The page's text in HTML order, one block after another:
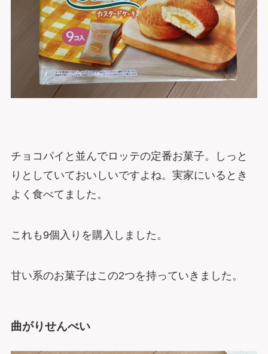
チョコパイと並んでロッテの定番お菓子。しっと
りとしていておいしいですよね。実家にいるとき
よく食べてました。
これも9個入りを購入しました。
甘い系のお菓子はこの2つを持っていきました。
曲がりせんべい